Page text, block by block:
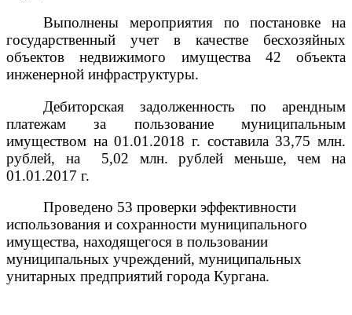
Выполнены мероприятия по постановке на
государственный учет в качестве бесхозяйных
объектов недвижимого имущества 42 объекта
инженерной инфраструктуры.
Дебиторская задолженность по арендным
платежам за пользование муниципальным
имуществом на 01.01.2018 г. составила 33,75 млн.
рублей, на 5,02 млн. рублей меньше, чем на
01.01.2017 г.
Проведено 53 проверкиэффективности
использования и сохранности муниципального
имущества, находящегося в пользовании
муниципальных учреждений, муниципальных
унитарных предприятий города Кургана.